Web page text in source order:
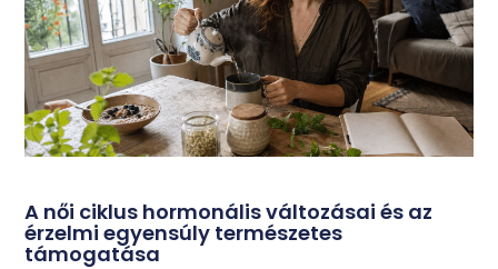
A női ciklus hormonális változásai és az
érzelmi egyensúly természetes
támogatása